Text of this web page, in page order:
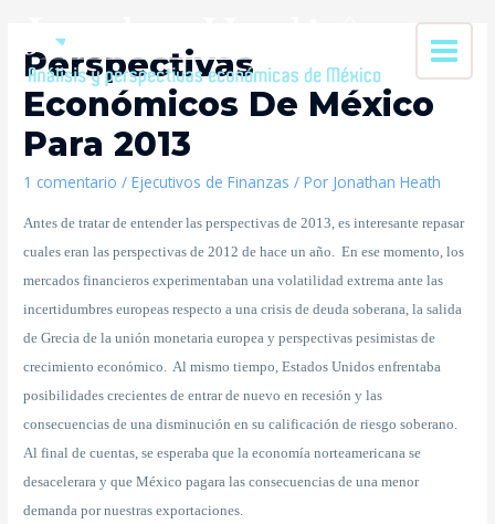
Perspectivas
Económicos De México
Para 2013
1 comentario /Ejecutivos de Finanzas / Por Jonathan Heath
Antes de tratar de entender las perspectivas de 2013, es interesante repasar
cuales eran las perspectivas de 2012 de hace un año. En ese momento, los
mercados financieros experimentaban una volatilidad extrema ante las
incertidumbres europeas respecto a una crisis de deuda soberana, la salida
de Grecia de la unión monetaria europea y perspectivas pesimistas de
crecimiento económico. Al mismo tiempo, Estados Unidos enfrentaba
posibilidades crecientes de entrar de nuevo en recesión y las
consecuencias de una disminución en su calificación de riesgo soberano.
Al final de cuentas, se esperaba que la economía norteamericana se
desacelerara y que México pagara las consecuencias de una menor
demanda por nuestras exportaciones.